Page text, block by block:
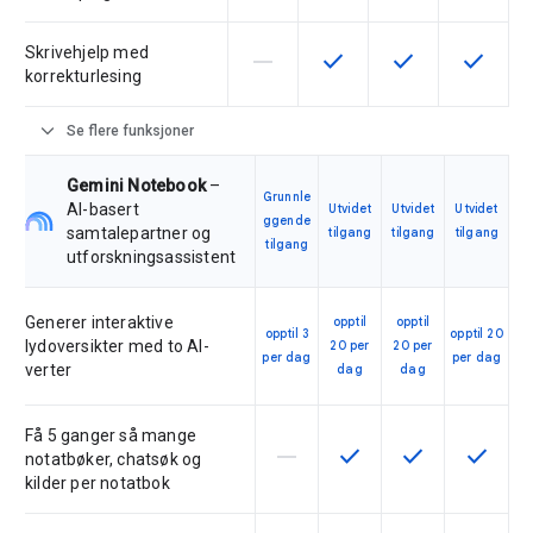
Skrivehjelp med
korrekturlesing
Denne funksjonen støttes ikke av
horizontal_rule Denne funksjonen er
check Denne
check Denne
check
expand_more Se flere funksjoner
Gemini Notebook–
AI-basert
samtalepartner og
utforskningsassistent
Grunnle
ggende
tilgang
Utvidet
tilgang
Utvidet
tilgang
Utvidet
tilgang
Generer interaktive
lydoversikter med to AI-
verter
opptil 3
per dag
opptil
20 per
dag
opptil
20 per
dag
opptil 20
per dag
Få 5 ganger så mange
notatbøker, chatsøk og
kilder per notatbok
Denne funksjonen støttes ikke
horizontal_rule Denne funksjonen er
check Denne
check Denne
check